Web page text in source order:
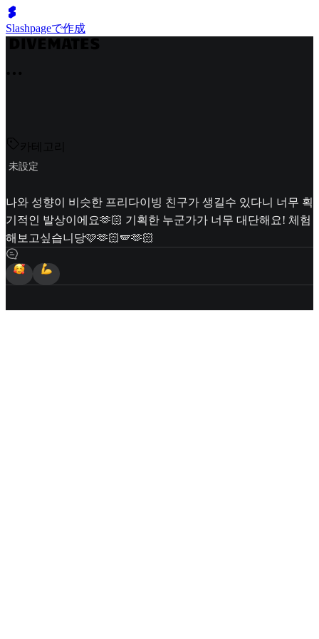
Slashpageで作成
카테고리
未設定
나와 성향이 비슷한 프리다이빙 친구가 생길수 있다니 너무 획
기적인 발상이에요🫶🏻 기획한 누군가가 너무 대단해요! 체험
해보고싶습니당🩷🫶🏻🪽🫶🏻